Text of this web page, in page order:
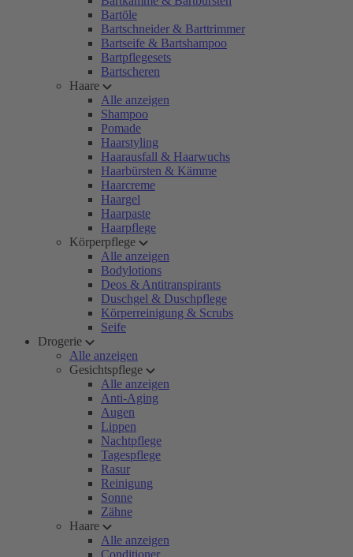
Bartöle
Bartschneider & Barttrimmer
Bartseife & Bartshampoo
Bartpflegesets
Bartscheren
Haare
Alle anzeigen
Shampoo
Pomade
Haarstyling
Haarausfall & Haarwuchs
Haarbürsten & Kämme
Haarcreme
Haargel
Haarpaste
Haarpflege
Körperpflege
Alle anzeigen
Bodylotions
Deos & Antitranspirants
Duschgel & Duschpflege
Körperreinigung & Scrubs
Seife
Drogerie
Alle anzeigen
Gesichtspflege
Alle anzeigen
Anti-Aging
Augen
Lippen
Nachtpflege
Tagespflege
Rasur
Reinigung
Sonne
Zähne
Haare
Alle anzeigen
Conditioner